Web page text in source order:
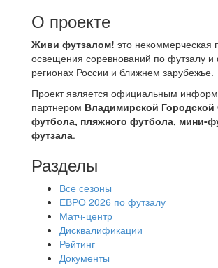
О проекте
Живи футзалом! это некоммерческая
освещения соревнований по футзалу и
регионах России и ближнем зарубежье.
Проект является официальным
партнером Владимирской
футбола, пляжного футбола, мини-
футзала.
Разделы
Все сезоны
ЕВРО 2026 по футзалу
Матч-центр
Дисквалификации
Рейтинг
Документы